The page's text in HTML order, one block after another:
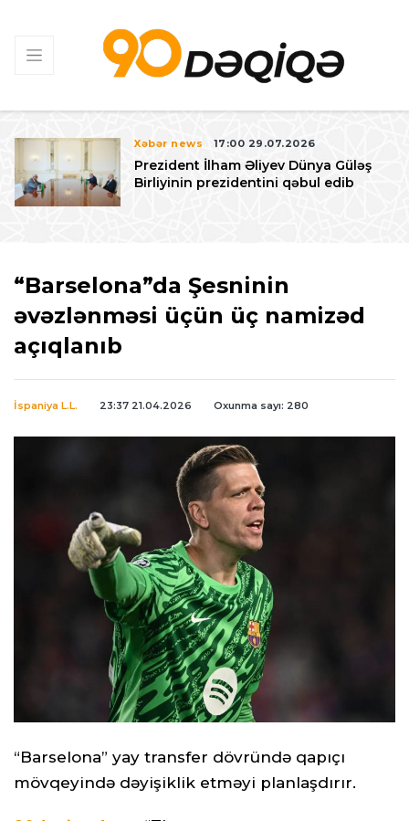
Xəbər news 17:00 29.07.2026
Prezident İlham Əliyev Dünya Güləş
Birliyinin prezidentini qəbul edib
“Barselona”da Şesninin
əvəzlənməsi üçün üç namizəd
açıqlanıb
İspaniya L.L. 23:37 21.04.2026 Oxunma sayı: 280
“Barselona” yay transfer dövründə qapıçı
mövqeyində dəyişiklik etməyi planlaşdırır.